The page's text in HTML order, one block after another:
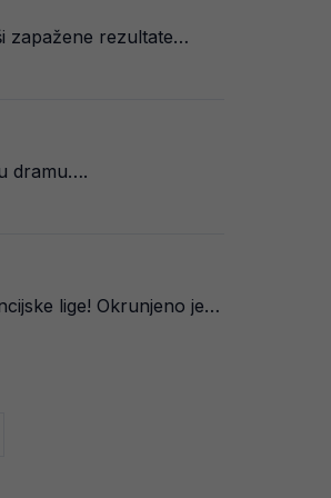
zapažene rezultate…
dramu….
lige! Okrunjeno je…